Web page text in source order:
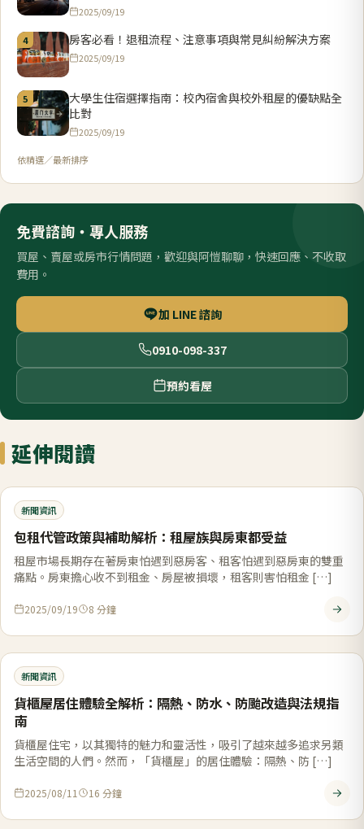
2025/09/19
4 房客必看！退租流程、注意事項與常見糾紛解決方案
2025/09/19
5
大學生住宿選擇指南：校內宿舍與校外租屋的優缺點全
比對
2025/09/19
依精選／最新排序
免費諮詢・專人服務
買屋、賣屋或房市行情問題，歡迎與阿愷聊聊，快速回應、不收取
費用。
加 LINE 諮詢
0910-098-337
預約看屋
延伸閱讀
新聞資訊
包租代管政策與補助解析：租屋族與房東都受益
租屋市場長期存在著房東怕遇到惡房客、租客怕遇到惡房東的雙重
痛點。房東擔心收不到租金、房屋被損壞，租客則害怕租金 […]
2025/09/19 8 分鐘
新聞資訊
貨櫃屋居住體驗全解析：隔熱、防水、防颱改造與法規指
南
貨櫃屋住宅，以其獨特的魅力和靈活性，吸引了越來越多追求另類
生活空間的人們。然而，「貨櫃屋」的居住體驗：隔熱、防 […]
2025/08/11 16 分鐘